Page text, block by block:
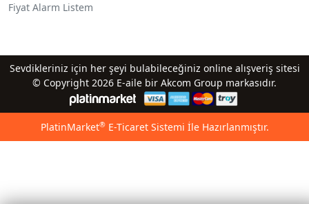
Fiyat Alarm Listem
Sevdikleriniz için her şeyi bulabileceğiniz online alışveriş sitesi
© Copyright 2026 E-aile bir Akcom Group markasıdır.
PlatinMarket®E-Ticaret Sistemi İle Hazırlanmıştır.